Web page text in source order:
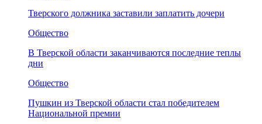
Тверского должника заставили заплатить дочери
Общество
В Тверской области заканчиваются последние теплы
дни
Общество
Пушкин из Тверской области стал победителем
Национальной премии